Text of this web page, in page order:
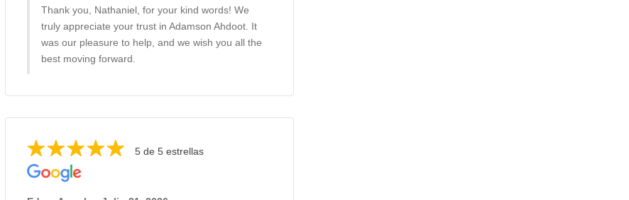
Thank you, Nathaniel, for your kind words! We
truly appreciate your trust in Adamson Ahdoot. It
was our pleasure to help, and we wish you all the
best moving forward.
5 de 5 estrellas